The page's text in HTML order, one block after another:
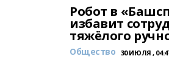
Робот в
избавит
тяжёлого
Общество 30 ИЮЛЯ ,